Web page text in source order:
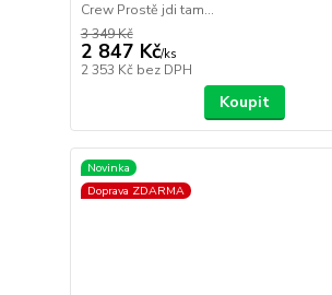
Crew Prostě jdi tam...
3 349 Kč
2 847 Kč/ks
2 353 Kč bez DPH
Koupit
Novinka
Doprava ZDARMA